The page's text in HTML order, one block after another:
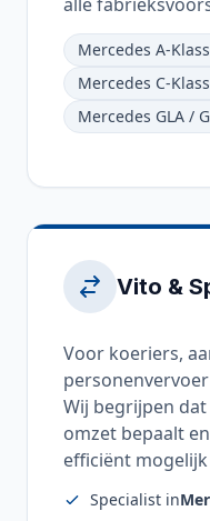
Mercedes A-
Mercedes C-
Mercedes GLA /
Vito &
Voor koeriers,
Wij begrijpen
omzet bepaalt
efficiënt
Specialist in